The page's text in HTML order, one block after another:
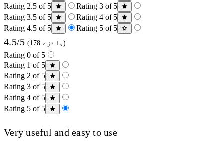
Rating 2.5 of 5
Rating 3 of 5
Rating 3.5 of 5
Rating 4 of 5
Rating 4.5 of 5
Rating 5 of 5
4.5/5 (178 جائزے)
Rating 0 of 5
Rating 1 of 5
Rating 2 of 5
Rating 3 of 5
Rating 4 of 5
Rating 5 of 5
Very useful and easy to use